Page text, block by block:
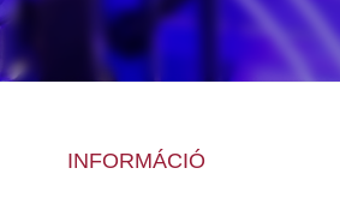
INFORMÁCIÓ